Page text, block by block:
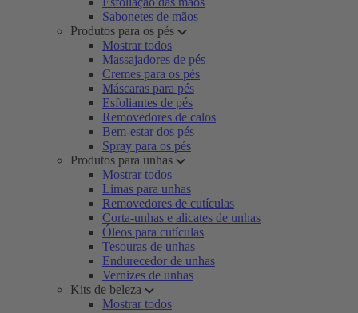
Sabonetes de mãos
Produtos para os pés
Mostrar todos
Massajadores de pés
Cremes para os pés
Máscaras para pés
Esfoliantes de pés
Removedores de calos
Bem-estar dos pés
Spray para os pés
Produtos para unhas
Mostrar todos
Limas para unhas
Removedores de cutículas
Corta-unhas e alicates de unhas
Óleos para cutículas
Tesouras de unhas
Endurecedor de unhas
Vernizes de unhas
Kits de beleza
Mostrar todos